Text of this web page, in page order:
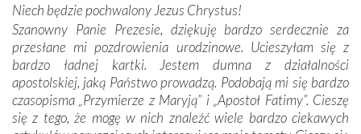
mieliśmy okazję przekonać się, że Maryja swoją opieką
otacza nie tylko nasz naród, lecz wszystkie nacje, które
się Jej ufnie oddają, a także każdą osobę, która zawierza
Jej siebie oraz swych bliskich.
Dzieje Portugalii to również historia wierności Bogu i
odstępstw, także w życiu władców. Trudne momenty w
Niech będzie pochwalony Jezus Chrystus!
Szanowny Panie Prezesie, dziękuję bardzo serdecznie za
przesłane mi pozdrowienia urodzinowe. Ucieszyłam się z
bardzo ładnej kartki. Jestem dumna z działalności
apostolskiej, jaką Państwo prowadzą. Podobają mi się bardzo
czasopisma „Przymierze z Maryją” i „Apostoł Fatimy”. Cieszę
się z tego, że mogę w nich znaleźć wiele bardzo ciekawych